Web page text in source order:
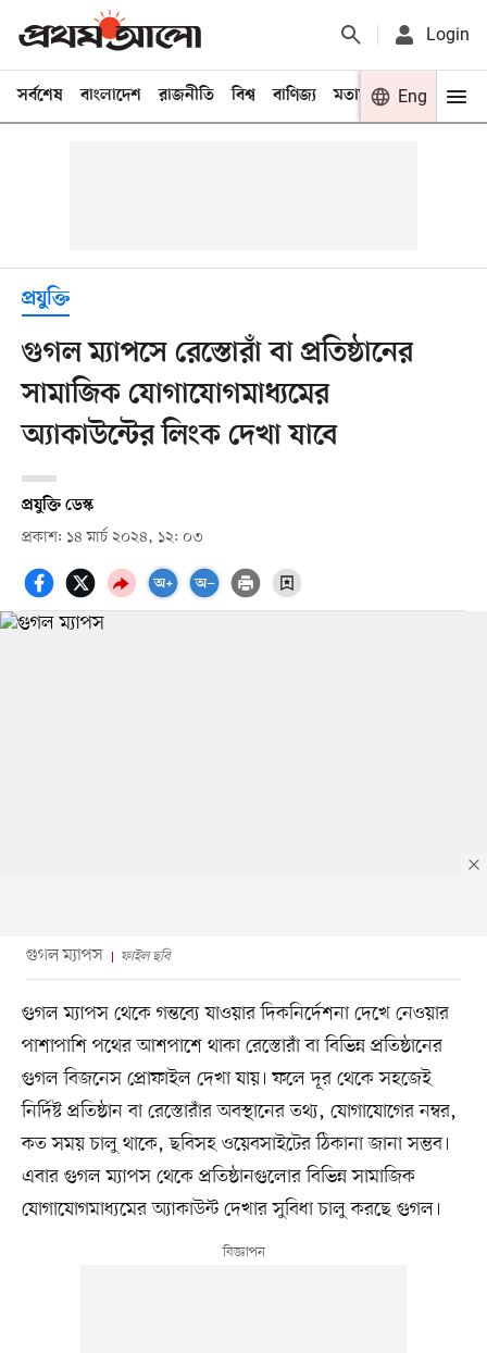
Login
সর্বশেষ বাংলাদেশ রাজনীতি বিশ্ব বাণিজ্য মতামত খেলা
Eng
প্রযুক্তি
গুগল ম্যাপসে রেস্তোরাঁ বা প্রতিষ্ঠানের
সামাজিক যোগাযোগমাধ্যমের
অ্যাকাউন্টের লিংক দেখা যাবে
প্রযুক্তি ডেস্ক
প্রকাশ: ১৪ মার্চ ২০২৪, ১২: ০৩
গুগল ম্যাপস ফাইল ছবি
গুগল ম্যাপস থেকে গন্তব্যে যাওয়ার দিকনির্দেশনা দেখে নেওয়ার
পাশাপাশি পথের আশপাশে থাকা রেস্তোরাঁ বা বিভিন্ন প্রতিষ্ঠানের
গুগল বিজনেস প্রোফাইল দেখা যায়। ফলে দূর থেকে সহজেই
নির্দিষ্ট প্রতিষ্ঠান বা রেস্তোরাঁর অবস্থানের তথ্য, যোগাযোগের নম্বর,
কত সময় চালু থাকে, ছবিসহ ওয়েবসাইটের ঠিকানা জানা সম্ভব।
এবার গুগল ম্যাপস থেকে প্রতিষ্ঠানগুলোর বিভিন্ন সামাজিক
যোগাযোগমাধ্যমের অ্যাকাউন্ট দেখার সুবিধা চালু করছে গুগল।